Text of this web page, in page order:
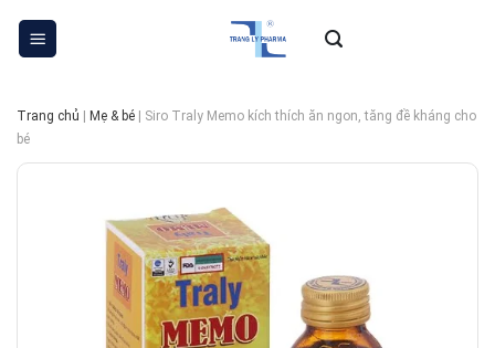
Skip
Trang chủ Mẹ & bé
Siro Traly Memo kích thích ăn ngon, tăng đề kháng cho
bé